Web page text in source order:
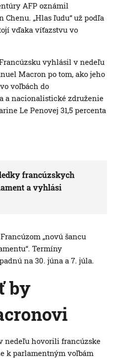
AFP oznámil
Chenu. „Hlas ľudu“ už podľa
vďaka víťazstvu vo
vyhlásil v nedeľu
Macron po tom, ako jeho
voľbách do
a nacionalistické združenie
Le Penovej 31,5 percenta
francúzskych
a vyhlási
„novú šancu
Termíny
na 30. júna a 7. júla.
by
nedeľu hovorili francúzske
k parlamentným voľbám